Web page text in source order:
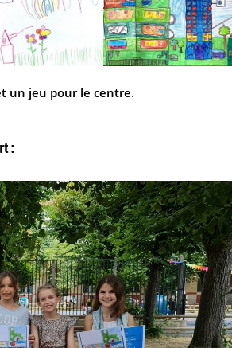
un jeu pour le centre.
: